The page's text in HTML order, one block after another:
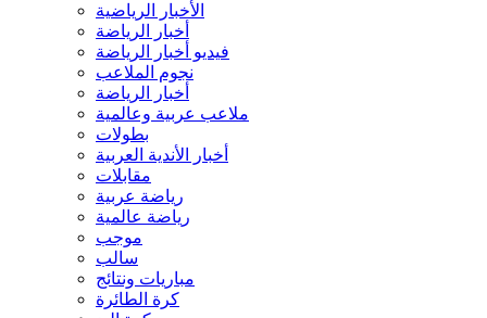
الأخبار الرياضية
أخبار الرياضة
فيديو أخبار الرياضة
نجوم الملاعب
أخبار الرياضة
ملاعب عربية وعالمية
بطولات
أخبار الأندية العربية
مقابلات
رياضة عربية
رياضة عالمية
موجب
سالب
مباريات ونتائج
كرة الطائرة